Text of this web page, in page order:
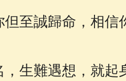
但至誠歸命，相
生難遇想，就起